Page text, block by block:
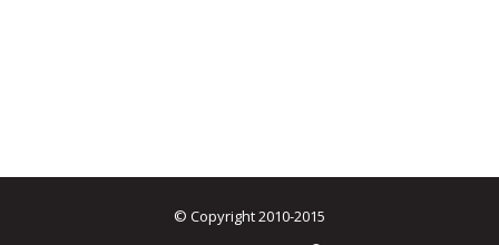
© Copyright 2010-2015